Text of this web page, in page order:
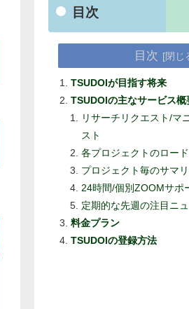
目次
目次
TSUDOIが目指す将来
TSUDOIの主なサービス概
リサーチリクエスト/マ
スト
各プロジェクトのロー
プロジェクト毎のサマ
24時間/個別ZOOMサポ
定期的な先週の注目ニ
料金プラン
TSUDOIの登録方法